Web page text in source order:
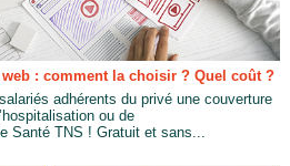
: comment la choisir ? Quel coût ?
adhérents du privé une couverture
ou de
Santé TNS ! Gratuit et sans...